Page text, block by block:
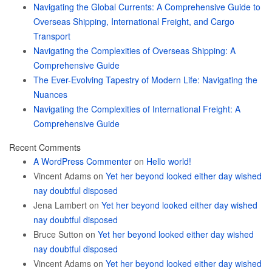
Navigating the Global Currents: A Comprehensive Guide to
Overseas Shipping, International Freight, and Cargo
Transport
Navigating the Complexities of Overseas Shipping: A
Comprehensive Guide
The Ever-Evolving Tapestry of Modern Life: Navigating the
Nuances
Navigating the Complexities of International Freight: A
Comprehensive Guide
Recent Comments
A WordPress Commenter on Hello world!
Vincent Adams on Yet her beyond looked either day wished
nay doubtful disposed
Jena Lambert on Yet her beyond looked either day wished
nay doubtful disposed
Bruce Sutton on Yet her beyond looked either day wished
nay doubtful disposed
Vincent Adams on Yet her beyond looked either day wished